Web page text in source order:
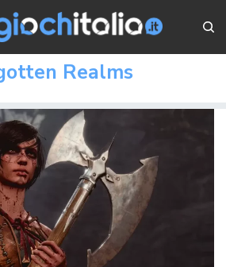
Realms